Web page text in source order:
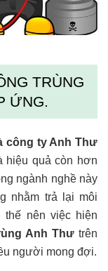
TRÙNG
ỨNG.
công ty Anh Thư
hiệu quả còn hơn
ngành nghề này
nhằm trả lại môi
nên việc hiện
Anh Thư trên
người mong đợi.